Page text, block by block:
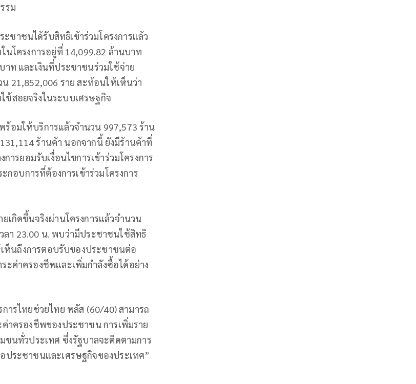
รม
ชาชนได้รับสิทธิเข้าร่วมโครงการแล้ว
โครงการอยู่ที่ 14,099.82 ล้านบาท
ท และเงินที่ประชาชนร่วมใช้จ่าย
21,852,006 ราย สะท้อนให้เห็นว่า
ช้สอยจริงในระบบเศรษฐกิจ
อมให้บริการแล้วจำนวน 997,573 ร้าน
ร้านค้า นอกจากนี้ ยังมีร้านค้าที่
ารยอมรับเงื่อนไขการเข้าร่วมโครงการ
อบการที่ต้องการเข้าร่วมโครงการ
เกิดขึ้นจริงผ่านโครงการแล้วจำนวน
า 23.00 น. พบว่ามีประชาชนใช้สิทธิ
ห็นถึงการตอบรับของประชาชนต่อ
ะค่าครองชีพและเพิ่มกำลังซื้อได้อย่าง
ารไทยช่วยไทย พลัส (60/40) สามารถ
าครองชีพของประชาชน การเพิ่มราย
ชนทั่วประเทศ ซึ่งรัฐบาลจะติดตามการ
ประชาชนและเศรษฐกิจของประเทศ”